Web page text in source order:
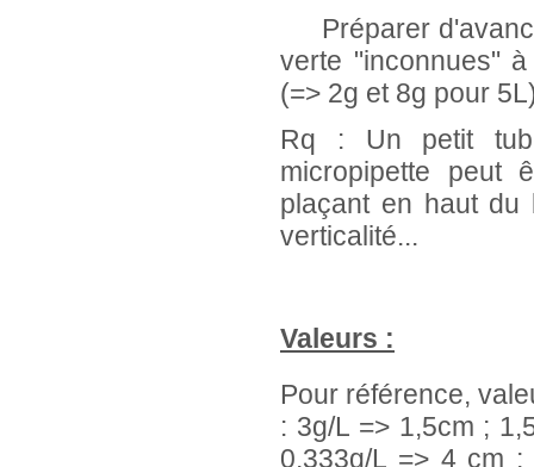
Préparer
verte "inconnues"
(=> 2g et 8g pour
Rq : Un petit
micropipette peut
plaçant en haut du
verticalité...
Valeurs :
Pour référence,
: 3g/L => 1,5cm ;
0,333g/L => 4 cm ;